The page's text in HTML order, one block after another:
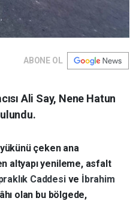
ABONE OL
Ali Say, Nene Hatun
çeken ana
altyapı yenileme, asfalt
Caddesi ve İbrahim
olan bu bölgede,